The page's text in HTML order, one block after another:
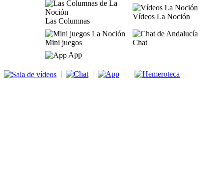
Las Columnas
Vídeos La Noción
Mini juegos
Chat
App
| | |